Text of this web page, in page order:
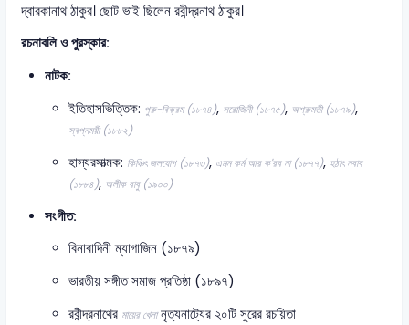
দ্বারকানাথ ঠাকুর। ছোট ভাই ছিলেন রবীন্দ্রনাথ ঠাকুর।
রচনাবলি ও পুরস্কার:
নাটক:
ইতিহাসভিত্তিক: পুরু-বিক্রম (১৮৭৪), সরোজিনী (১৮৭৫), অশ্রুমতী (১৮৭৯),
স্বপ্নময়ী (১৮৮২)
হাস্যরসাত্মক: কিঞ্চিৎ জলযোগ (১৮৭৩), এমন কর্ম আর ক'রব না (১৮৭৭), হঠাৎ নবাব
(১৮৮৪), অলীক বাবু (১৯০০)
সংগীত:
বিনাবাদিনী ম্যাগাজিন (১৮৭৯)
ভারতীয় সঙ্গীত সমাজ প্রতিষ্ঠা (১৮৯৭)
রবীন্দ্রনাথের মায়ের খেলানৃত্যনাট্যের ২০টি সুরের রচয়িতা